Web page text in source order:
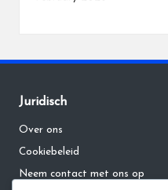
Juridisch
Over ons
Cookiebeleid
Neem contact met ons op